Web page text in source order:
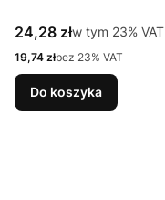
Cena brutto
24,28 złw tym %s VAT
w tym 23% VAT
Cena netto
19,74 złbez 23% VAT
Do koszyka